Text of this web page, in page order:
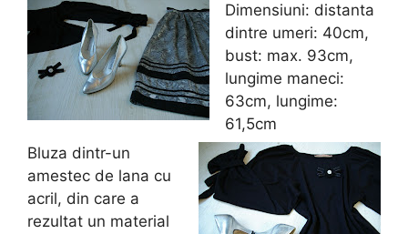
Dimensiuni: distanta
dintre umeri: 40cm,
bust: max. 93cm,
lungime maneci:
63cm, lungime:
61,5cm
Bluza dintr-un
amestec de lana cu
acril, din care a
rezultat un material